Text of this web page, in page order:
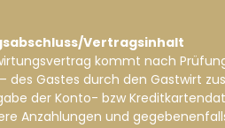
Vertragsinhalt
kommt nach
des Gastes durch den Gastwirt
der Konto- bzw
Anzahlungen und